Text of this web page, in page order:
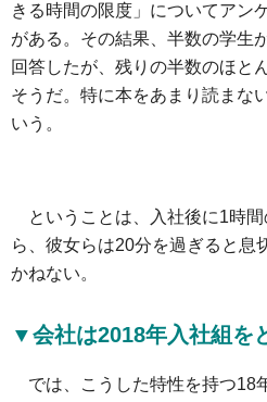
きる時間の限度」についてアン
がある。その結果、半数の学生
回答したが、残りの半数のほと
そうだ。特に本をあまり読まな
いう。
ということは、入社後に1時
ら、彼女らは20分を過ぎると息
かねない。
▼会社は2018年入社組を
では、こうした特性を持つ18